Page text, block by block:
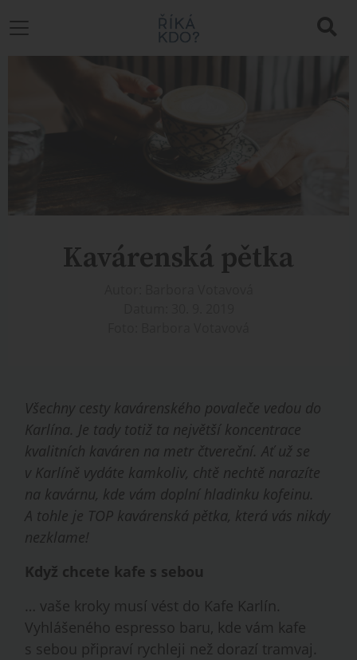
Kavárenská pětka
Všechny cesty kavárenského povaleče vedou do
Karlína. Je tady totiž ta největší koncentrace
kvalitních kaváren na metr čtvereční. Ať už se
v Karlíně vydáte kamkoliv, chtě nechtě narazíte
na kavárnu, kde vám doplní hladinku kofeinu.
A tohle je TOP kavárenská pětka, která vás nikdy
nezklame!
Když chcete kafe s sebou
… vaše kroky musí vést do Kafe Karlín.
Vyhlášeného espresso baru, kde vám kafe
s sebou připraví rychleji než dorazí tramvaj.